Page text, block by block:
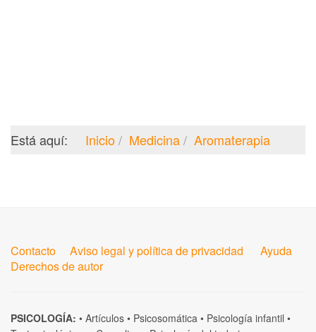
Está aquí: Inicio Medicina Aromaterapia
Contacto Aviso legal y política de privacidad
Ayuda
Derechos de autor
PSICOLOGÍA: • Artículos • Psicosomática • Psicología infantil •